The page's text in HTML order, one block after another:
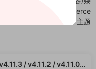
网站模板 WooCommerce
WordPress 主题
/ v4.11.2 / v4.11.0 /